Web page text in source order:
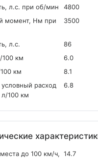
л.с. при об/мин
4800
момент, Нм при
3500
л.с.
86
км
6.0
км
8.1
расход
л/100 км
6.8
до 100 км/ч, 14.7